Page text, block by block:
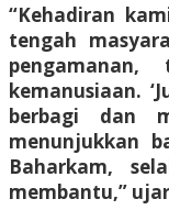
“Kehadiran
tengah
kemanusiaan.
berbagi dan
menunjukkan
Baharkam,
membantu,”